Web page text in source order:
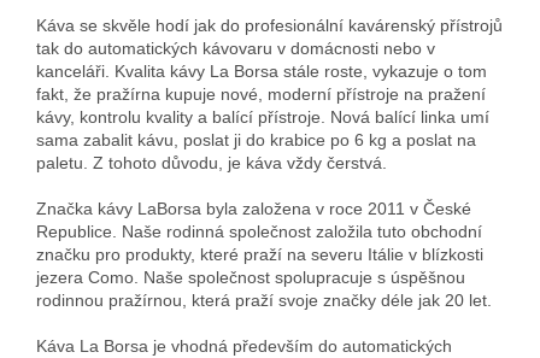
Káva se skvěle hodí jak do profesionální kavárenský přístrojů
tak do automatických kávovaru v domácnosti nebo v
kanceláři. Kvalita kávy La Borsa stále roste, vykazuje o tom
fakt, že pražírna kupuje nové, moderní přístroje na pražení
kávy, kontrolu kvality a balící přístroje. Nová balící linka umí
sama zabalit kávu, poslat ji do krabice po 6 kg a poslat na
paletu. Z tohoto důvodu, je káva vždy čerstvá.
Značka kávy LaBorsa byla založena v roce 2011 v České
Republice. Naše rodinná společnost založila tuto obchodní
značku pro produkty, které praží na severu Itálie v blízkosti
jezera Como. Naše společnost spolupracuje s úspěšnou
rodinnou pražírnou, která praží svoje značky déle jak 20 let.
Káva La Borsa je vhodná především do automatických